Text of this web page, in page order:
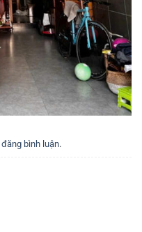
đăng bình luận.